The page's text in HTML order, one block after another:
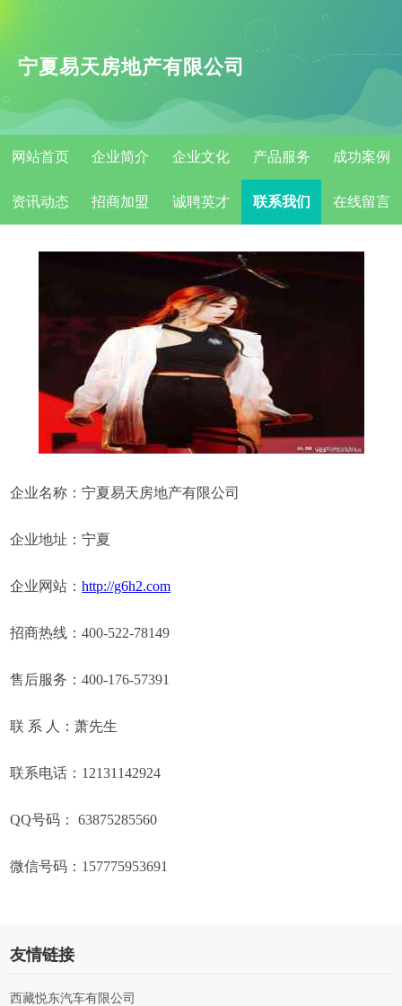
宁夏易天房地产有限公司
网站首页 企业简介 企业文化 产品服务 成功案例
资讯动态 招商加盟 诚聘英才 联系我们 在线留言
企业名称：宁夏易天房地产有限公司
企业地址：宁夏
企业网站：http://g6h2.com
招商热线：400-522-78149
售后服务：400-176-57391
联 系 人：萧先生
联系电话：12131142924
QQ号码： 63875285560
微信号码：157775953691
友情链接
西藏悦东汽车有限公司